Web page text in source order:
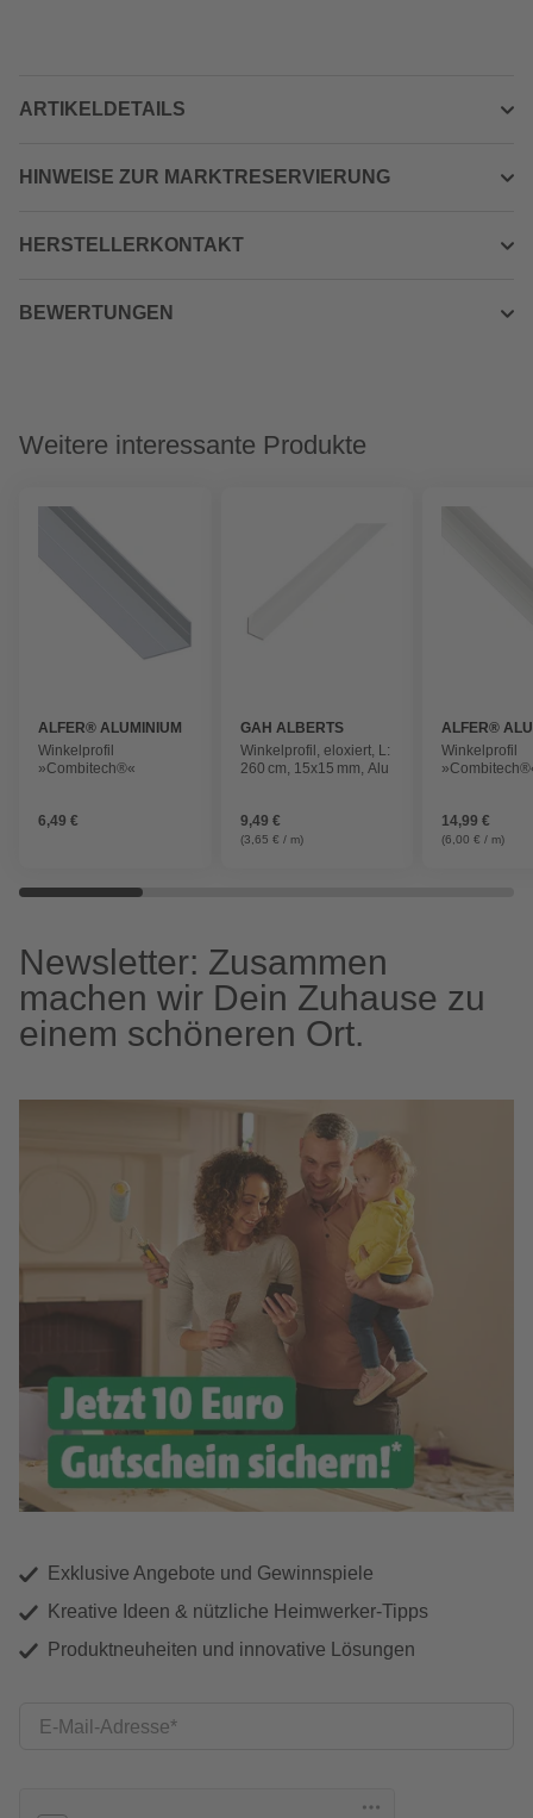
ARTIKELDETAILS
HINWEISE ZUR MARKTRESERVIERUNG
HERSTELLERKONTAKT
BEWERTUNGEN
Weitere interessante Produkte
ALFER® ALUMINIUM
Winkelprofil
»Combitech®«
6,49 €
GAH ALBERTS
Winkelprofil, eloxiert, L:
260 cm, 15x15 mm, Alu
9,49 €
(3,65 € / m)
ALFER®
Winkelprofil
14,99 €
(6,00 € / m)
Newsletter: Zusammen
machen wir Dein Zuhause zu
einem schöneren Ort.
Exklusive Angebote und Gewinnspiele
Kreative Ideen & nützliche Heimwerker-Tipps
Produktneuheiten und innovative Lösungen
E-Mail-Adresse